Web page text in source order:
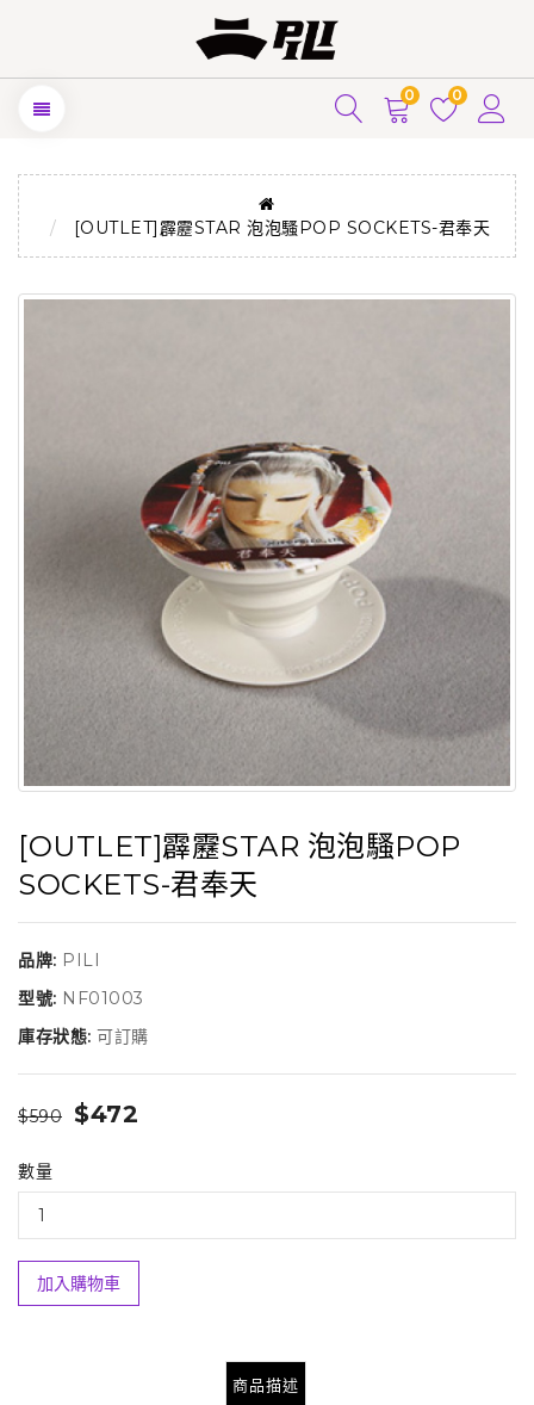
0 0
[OUTLET]霹靂STAR 泡泡騷POP SOCKETS-君奉天
[OUTLET]霹靂STAR 泡泡騷POP
SOCKETS-君奉天
品牌: PILI
型號: NF01003
庫存狀態: 可訂購
$590 $472
數量
加入購物車
商品描述